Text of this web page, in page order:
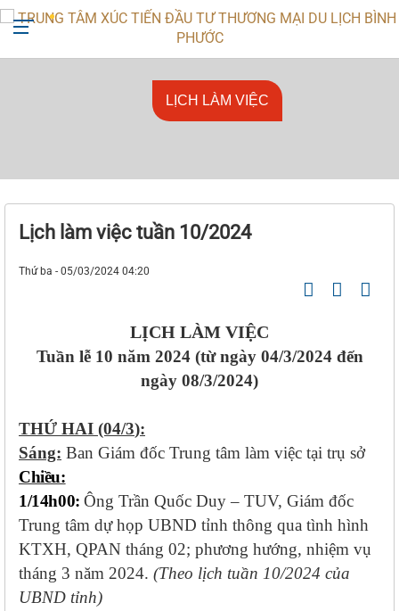
+842713818666
ttxtdttmdl@binhphuoc.gov.vn
LỊCH LÀM VIỆC
Lịch làm việc tuần 10/2024
Thứ ba - 05/03/2024 04:20
LỊCH LÀM VIỆC
Tuần lễ 10 năm 2024 (từ ngày 04/3/2024 đến
ngày 08/3/2024)
THỨ HAI (04/3):
Sáng: Ban Giám đốc Trung tâm làm việc tại trụ sở
Chiều:
1/14h00:Ông Trần Quốc Duy – TUV, Giám đốc
Trung tâm dự họp UBND tỉnh thông qua tình hình
KTXH, QPAN tháng 02; phương hướng, nhiệm vụ
tháng 3 năm 2024. (Theo lịch tuần 10/2024 của
UBND tỉnh)